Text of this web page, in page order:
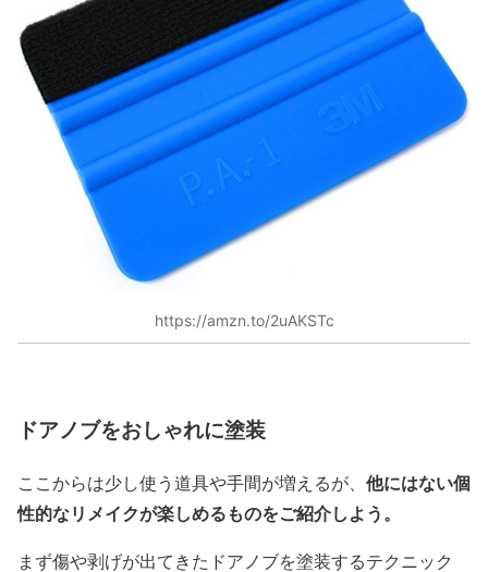
https://amzn.to/2uAKSTc
ドアノブをおしゃれに塗装
ここからは少し使う道具や手間が増えるが、 他にはない個
性的なリメイクが楽しめるものをご紹介しよう。
まず傷や剥げが出てきたドアノブを塗装するテクニック